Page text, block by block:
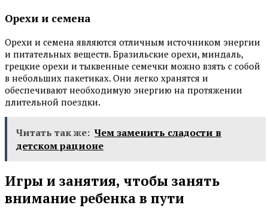
Орехи и семена
Орехи и семена являются отличным источником энергии
и питательных веществ. Бразильские орехи, миндаль,
грецкие орехи и тыквенные семечки можно взять с собой
в небольших пакетиках. Они легко хранятся и
обеспечивают необходимую энергию на протяжении
длительной поездки.
Читать так же: Чем заменить сладости в
детском рационе
Игры и занятия, чтобы занять
внимание ребенка в пути